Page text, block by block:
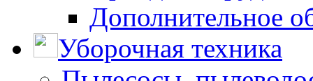
Дополнительное
Уборочная техника